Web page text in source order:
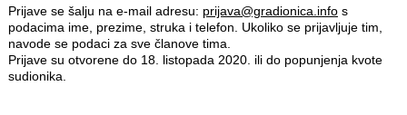
Prijave se šalju na e-mail adresu: prijava@gradionica.infos
podacima ime, prezime, struka i telefon. Ukoliko se prijavljuje tim,
navode se podaci za sve članove tima.
Prijave su otvorene do 18. listopada 2020. ili do popunjenja kvote
sudionika.